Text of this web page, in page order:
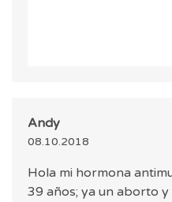
Andy
08.10.2018
Hola mi hormona
39 años; ya un aborto